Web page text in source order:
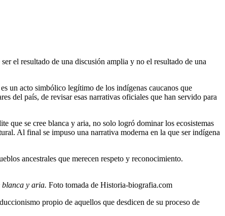
el resultado de una discusión amplia y no el resultado de una
un acto simbólico legítimo de los indígenas caucanos que
del país, de revisar esas narrativas oficiales que han servido para
que se cree blanca y aria, no solo logró dominar los ecosistemas
Al final se impuso una narrativa moderna en la que ser indígena
ancestrales que merecen respeto y reconocimiento.
blanca y aria. Foto tomada de Historia-biografia.com
propio de aquellos que desdicen de su proceso de